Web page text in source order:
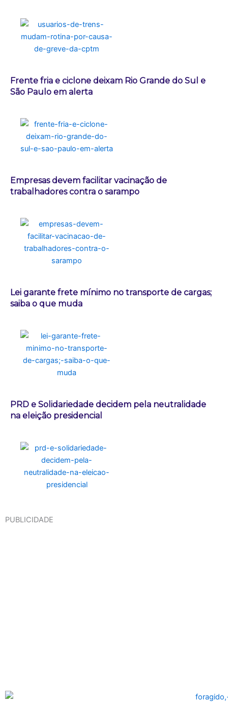
Frente fria e ciclone deixam Rio Grande do Sul e
São Paulo em alerta
Empresas devem facilitar vacinação de
trabalhadores contra o sarampo
Lei garante frete mínimo no transporte de cargas;
saiba o que muda
PRD e Solidariedade decidem pela neutralidade
na eleição presidencial
PUBLICIDADE